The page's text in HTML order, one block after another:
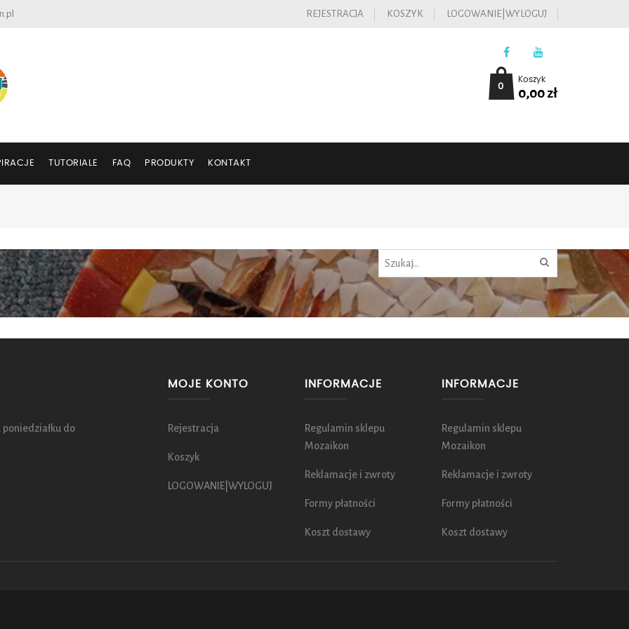
REJESTRACJA KOSZYK LOGOWANIE|WYLOGUJ
Koszyk
0,00zł
0
TUTORIALE FAQ PRODUKTY KONTAKT
do
MOJE KONTO
Rejestracja
Koszyk
LOGOWANIE|WYLOGUJ
INFORMACJE
Regulamin sklepu
Mozaikon
Reklamacje i zwroty
Formy płatności
Koszt dostawy
INFORMACJE
Regulamin sklepu
Mozaikon
Reklamacje i zwroty
Formy płatności
Koszt dostawy